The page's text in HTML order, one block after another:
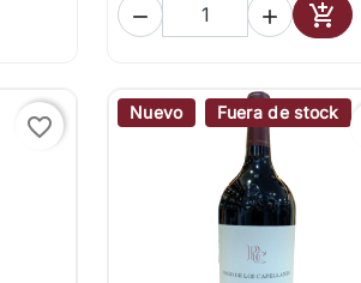
  
favorite_border
Nuevo Fuera de stock